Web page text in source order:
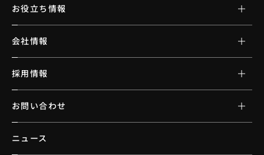
お役立ち情報
会社情報
採用情報
お問い合わせ
ニュース